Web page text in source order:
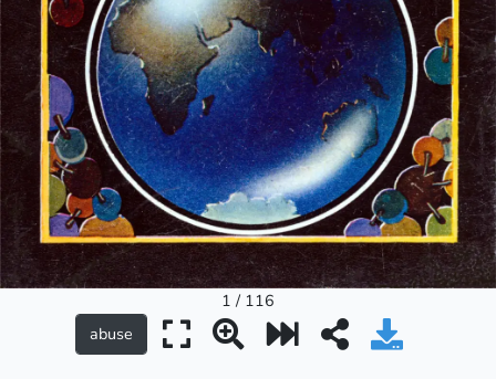
1 / 116